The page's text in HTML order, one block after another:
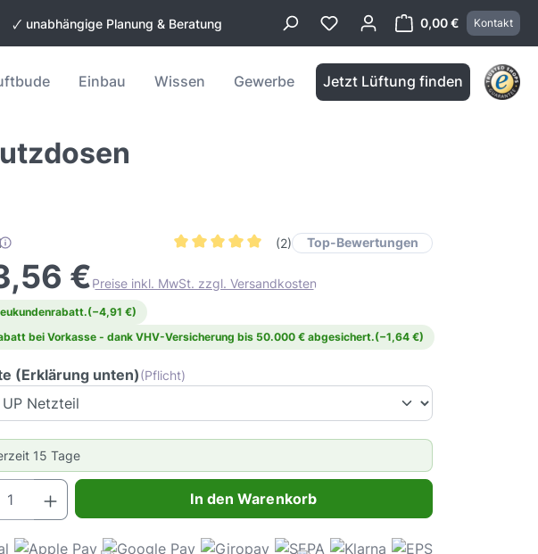
🗸 unabhängige Planung & Beratung 0,00 €
Warenkorb
Kontakt
Einbau Wissen Gewerbe Jetzt Lüftung finden
(2) Top-Bewertungen
€Preise inkl. MwSt. zzgl. Versandkosten
(−4,91 €)
bei Vorkasse - dank VHV-Versicherung bis 50.000 € abgesichert.(−1,64 €)
(Erklärung unten)(Pflicht)
15 Tage
Produkt Anzahl: Gib den gewünschten Wert ein oder benutze die Schaltflächen
In den Warenkorb